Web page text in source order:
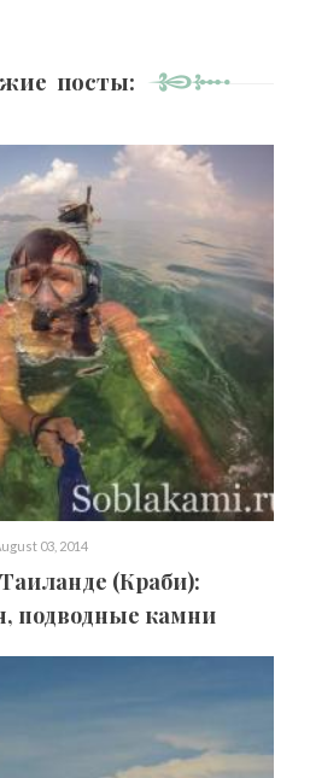
посты:
03, 2014
(Краби):
подводные камни